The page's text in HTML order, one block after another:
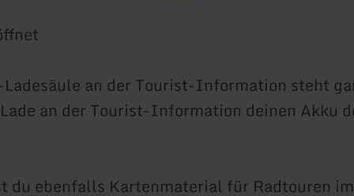
an der Tourist-Information steht
an der Tourist-Information deinen Akku
du ebenfalls Kartenmaterial für Radtouren im